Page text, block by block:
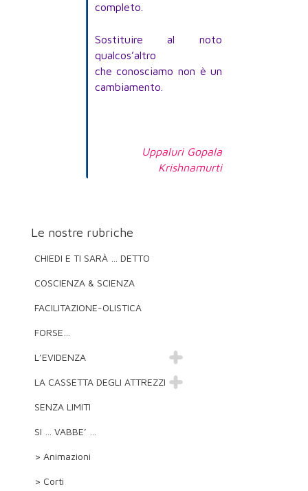
completo.
Sostituire al noto
qualcos’altro
che conosciamo non è un
cambiamento.
Uppaluri Gopala
Krishnamurti
Le nostre rubriche
CHIEDI E TI SARÀ … DETTO
COSCIENZA & SCIENZA
FACILITAZIONE-OLISTICA
FORSE…
L’EVIDENZA
LA CASSETTA DEGLI ATTREZZI
SENZA LIMITI
SI … VABBE’ …
> Animazioni
> Corti